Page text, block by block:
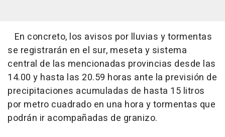
En concreto, los avisos por lluvias y tormentas
se registrarán en el sur, meseta y sistema
central de las mencionadas provincias desde las
14.00 y hasta las 20.59 horas ante la previsión de
precipitaciones acumuladas de hasta 15 litros
por metro cuadrado en una hora y tormentas que
podrán ir acompañadas de granizo.